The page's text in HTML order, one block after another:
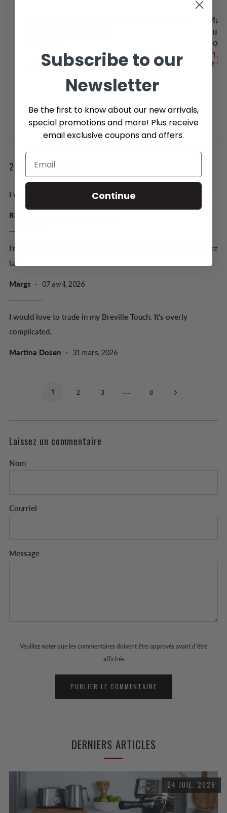
15 avis
Article
précédent
Article
suivant
22 commentaires
I would love to win this
Rhonda hedges
I’m ready to get rid of my Nespresso. Looking for that perfect
latte
Margs 07 avril, 2026
I would love to trade in my Breville Touch. It’s overly
complicated.
Martina Dosen 31 mars, 2026
1 2 3 … 8
Laissez un commentaire
Nom
Courriel
Message
Veuillez noter que les commentaires doivent être approvés avant d'être
affichés
DERNIERS ARTICLES
24 JUIL. 2026
Subscribe to our
Newsletter
Be the first to know about our new arrivals,
special promotions and more! Plus receive
email exclusive coupons and offers.
Continue